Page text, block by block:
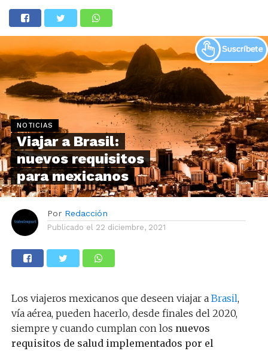
NOTICIAS
Viajar a Brasil:
nuevos requisitos
para mexicanos
Por Redacción
Publicado el 22 diciembre, 2021
Los viajeros mexicanos que deseen viajar a Brasil,
vía aérea, pueden hacerlo, desde finales del 2020,
siempre y cuando cumplan con los nuevos
requisitos de salud implementados por el